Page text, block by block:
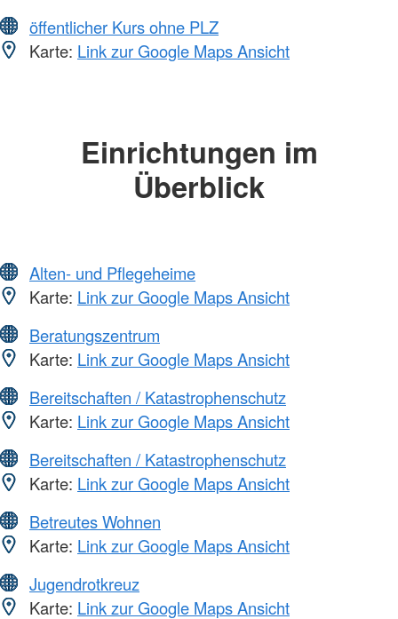
öffentlicher Kurs ohne PLZ
Karte: Link zur Google Maps Ansicht
Einrichtungen im
Überblick
Alten- und Pflegeheime
Karte: Link zur Google Maps Ansicht
Beratungszentrum
Karte: Link zur Google Maps Ansicht
Bereitschaften / Katastrophenschutz
Karte: Link zur Google Maps Ansicht
Bereitschaften / Katastrophenschutz
Karte: Link zur Google Maps Ansicht
Betreutes Wohnen
Karte: Link zur Google Maps Ansicht
Jugendrotkreuz
Karte: Link zur Google Maps Ansicht